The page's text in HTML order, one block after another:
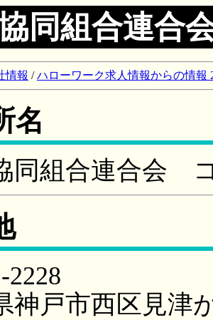
同組合連合
情報 /ハローワーク求人情報からの情報
名
同組合連合会
2228
神戸市西区見津